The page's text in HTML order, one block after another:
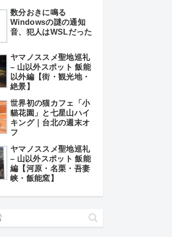
数分おきに鳴る
Windowsの謎の通知
音、犯人はWSLだった
ヤマノススメ聖地巡礼
– 山以外スポット 飯能
以外編【街・観光地・
絶景】
世界初の猫カフェ「小
貓花園」と七星山ハイ
キング｜台北の週末オ
フ
ヤマノススメ聖地巡礼
– 山以外スポット 飯能
編【河原・名栗・吾妻
峡・飯能窯】